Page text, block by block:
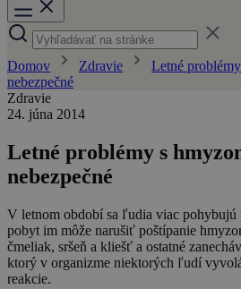
Domov Zdravie
Letné
nebezpečné
Zdravie
24. júna 2014
Letné problémy s
nebezpečné
V letnom období sa ľudia viac pohybujú
pobyt im môže narušiť poštípanie
čmeliak, sršeň a kliešť a ostatné
ktorý v organizme niektorých ľudí
reakcie.